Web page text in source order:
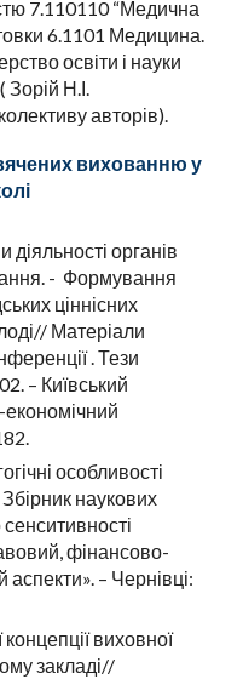
7.110110 “Медична
6.1101 Медицина.
освіти і науки
Зорій Н.І.
авторів).
вихованню у
органів
- Формування
ціннісних
Матеріали
. Тези
– Київський
особливості
наукових
фінансово-
аспекти». – Чернівці:
виховної
закладі//